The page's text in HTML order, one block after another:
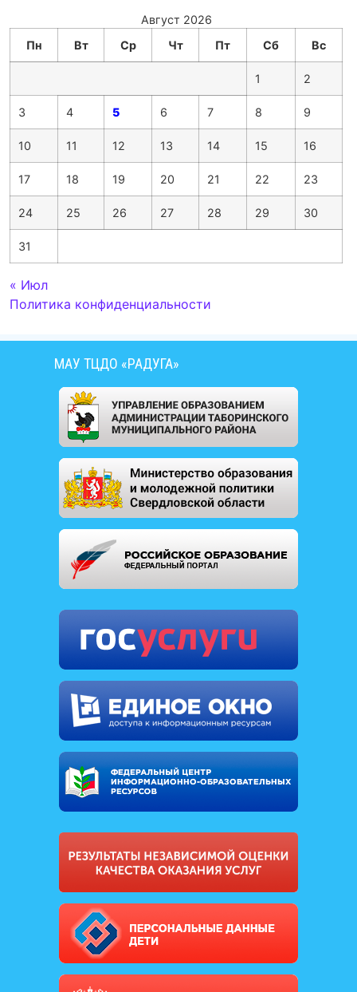
Август 2026
Пн
Вт Ср Чт Пт Сб Вс
1 2
3 4 5 6 7 8 9
10 11 12 13 14 15 16
17 18 19 20 21 22 23
24 25 26 27 28 29 30
31
« Июл
Политика конфиденциальности
МАУ ТЦДО «РАДУГА»